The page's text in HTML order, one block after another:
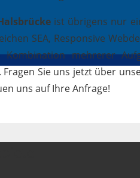
ist übrigens nur
SEA, Responsive
mehrerer
Sie uns jetzt über
uns auf Ihre Anfrage!